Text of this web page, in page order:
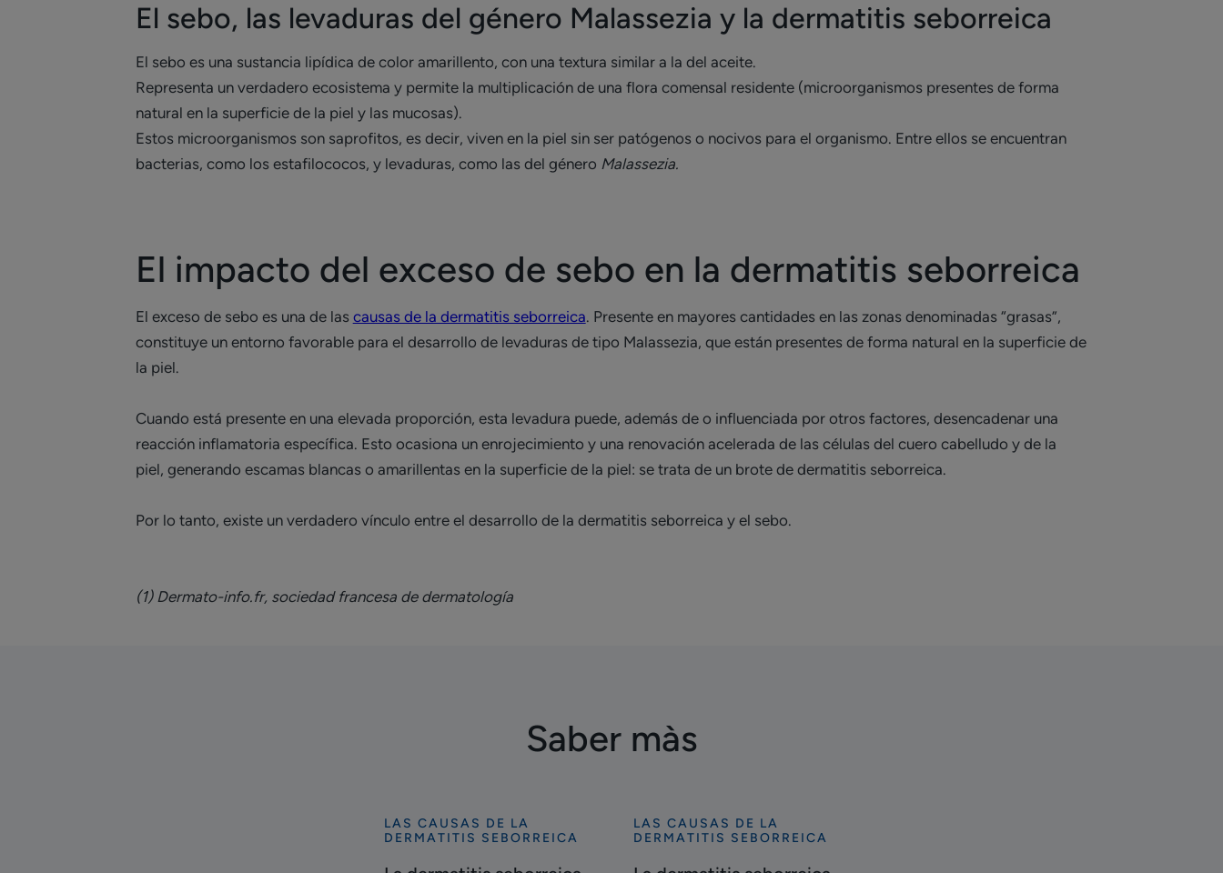
El sebo, las levaduras del género Malassezia y la dermatitis seborreica
El sebo es una sustancia lipídica de color amarillento, con una textura similar a la del aceite.
Representa un verdadero ecosistema y permite la multiplicación de una flora comensal residente (microorganismos presentes de forma
natural en la superficie de la piel y las mucosas).
Estos microorganismos son saprofitos, es decir, viven en la piel sin ser patógenos o nocivos para el organismo. Entre ellos se encuentran
bacterias, como los estafilococos, y levaduras, como las del género Malassezia.
El impacto del exceso de sebo en la dermatitis seborreica
El exceso de sebo es una de las causas de la dermatitis seborreica. Presente en mayores cantidades en las zonas denominadas “grasas”,
constituye un entorno favorable para el desarrollo de levaduras de tipo Malassezia, que están presentes de forma natural en la superficie de
la piel.
Cuando está presente en una elevada proporción, esta levadura puede, además de o influenciada por otros factores, desencadenar una
reacción inflamatoria específica. Esto ocasiona un enrojecimiento y una renovación acelerada de las células del cuero cabelludo y de la
piel, generando escamas blancas o amarillentas en la superficie de la piel: se trata de un brote de dermatitis seborreica.
Por lo tanto, existe un verdadero vínculo entre el desarrollo de la dermatitis seborreica y el sebo.
(1) Dermato-info.fr, sociedad francesa de dermatología
Saber màs
Descubrir
LAS CAUSAS DE LA
DERMATITIS SEBORREICA
Descubrir
LAS CAUSAS DE LA
DERMATITIS SEBORREICA